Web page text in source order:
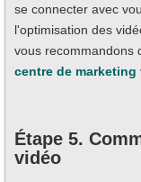
se connecter avec
l'optimisation des
vous recommandons
centre de marketing
Étape 5.
vidéo